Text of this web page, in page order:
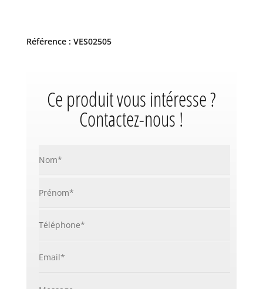
Référence : VES02505
Ce produit vous intéresse ?
Contactez-nous !